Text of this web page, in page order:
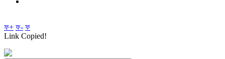
ফ+ ফ- ফ
Link Copied!